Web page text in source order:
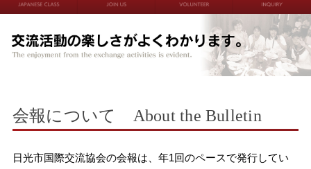
会報について About the Bulletin
日光市国際交流協会の会報は、年1回のペースで発行してい